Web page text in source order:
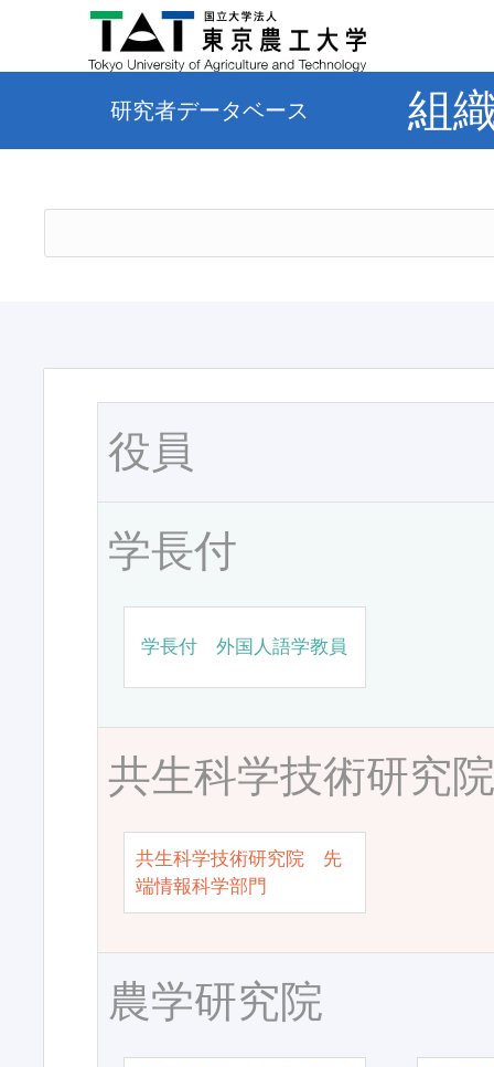
研究者データベース 組
役員
学長付
学長付 外国人語学教員
共生科学技術研究
共生科学技術研究院 先
端情報科学部門
農学研究院